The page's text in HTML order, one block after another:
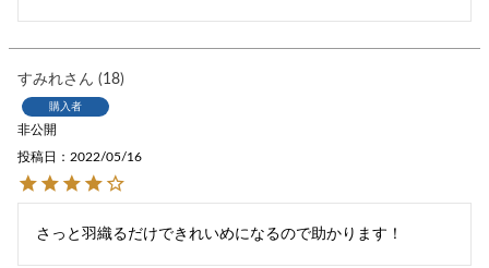
すみれ 18
購入者
非公開
投稿日 2022/05/16
さっと羽織るだけできれいめになるので助かります！